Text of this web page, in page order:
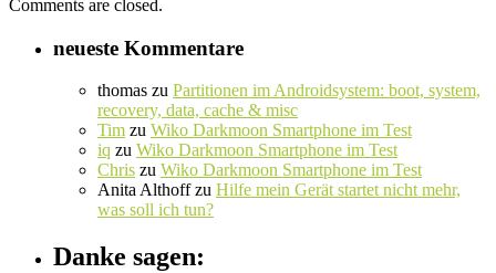
Comments are closed.
neueste Kommentare
thomas zu Partitionen im Androidsystem: boot, system,
recovery, data, cache & misc
Tim zu Wiko Darkmoon Smartphone im Test
iq zu Wiko Darkmoon Smartphone im Test
Chris zu Wiko Darkmoon Smartphone im Test
Anita Althoffzu Hilfe mein Gerät startet nicht mehr,
was soll ich tun?
Danke sagen: